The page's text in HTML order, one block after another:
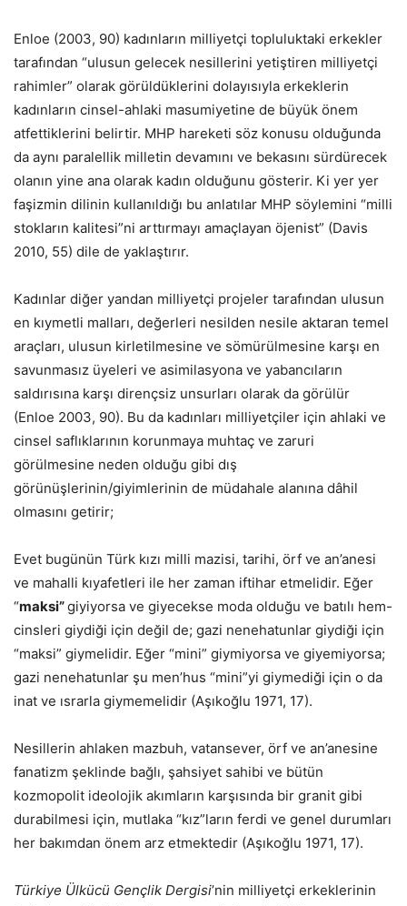
Enloe (2003, 90) kadınların milliyetçi topluluktaki erkekler
tarafından “ulusun gelecek nesillerini yetiştiren milliyetçi
rahimler” olarak görüldüklerini dolayısıyla erkeklerin
kadınların cinsel-ahlaki masumiyetine de büyük önem
atfettiklerini belirtir. MHP hareketi söz konusu olduğunda
da aynı paralellik milletin devamını ve bekasını sürdürecek
olanın yine ana olarak kadın olduğunu gösterir. Ki yer yer
faşizmin dilinin kullanıldığı bu anlatılar MHP söylemini “milli
stokların kalitesi”ni arttırmayı amaçlayan öjenist” (Davis
2010, 55) dile de yaklaştırır.
Kadınlar diğer yandan milliyetçi projeler tarafından ulusun
en kıymetli malları, değerleri nesilden nesile aktaran temel
araçları, ulusun kirletilmesine ve sömürülmesine karşı en
savunmasız üyeleri ve asimilasyona ve yabancıların
saldırısına karşı dirençsiz unsurları olarak da görülür
(Enloe 2003, 90). Bu da kadınları milliyetçiler için ahlaki ve
cinsel saflıklarının korunmaya muhtaç ve zaruri
görülmesine neden olduğu gibi dış
görünüşlerinin/giyimlerinin de müdahale alanına dâhil
olmasını getirir;
Evet bugünün Türk kızı milli mazisi, tarihi, örf ve an’anesi
ve mahalli kıyafetleri ile her zaman iftihar etmelidir. Eğer
“maksi”giyiyorsa ve giyecekse moda olduğu ve batılı hem-
cinsleri giydiği için değil de; gazi nenehatunlar giydiği için
“maksi” giymelidir. Eğer “mini” giymiyorsa ve giyemiyorsa;
gazi nenehatunlar şu men’hus “mini”yi giymediği için o da
inat ve ısrarla giymemelidir (Aşıkoğlu 1971, 17).
Nesillerin ahlaken mazbuh, vatansever, örf ve an’anesine
fanatizm şeklinde bağlı, şahsiyet sahibi ve bütün
kozmopolit ideolojik akımların karşısında bir granit gibi
durabilmesi için, mutlaka “kız”ların ferdi ve genel durumları
her bakımdan önem arz etmektedir (Aşıkoğlu 1971, 17).
Türkiye Ülkücü Gençlik Dergisi’nin milliyetçi erkeklerinin